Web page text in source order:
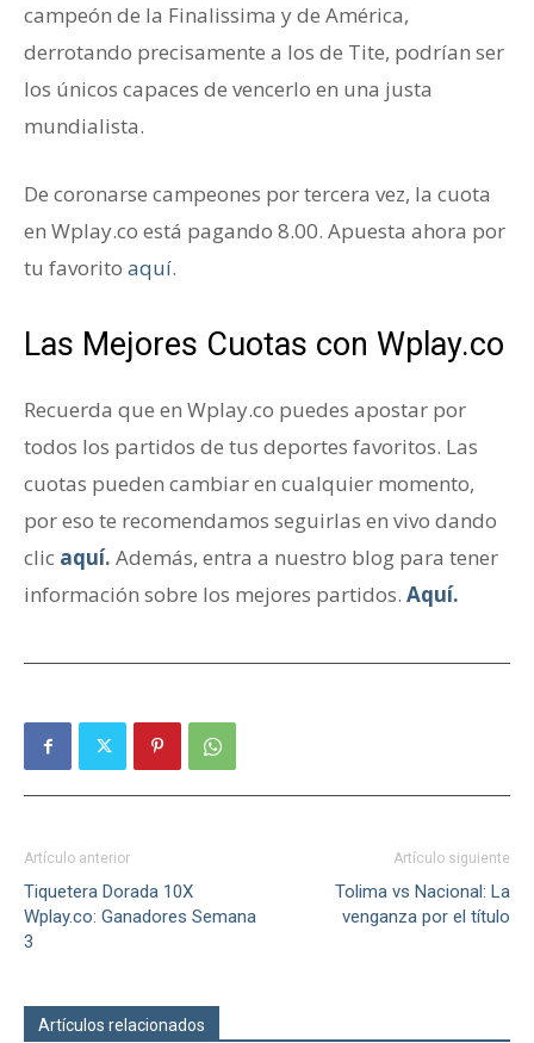
campeón de la Finalissima y de América,
derrotando precisamente a los de Tite, podrían ser
los únicos capaces de vencerlo en una justa
mundialista.
De coronarse campeones por tercera vez, la cuota
en Wplay.co está pagando 8.00. Apuesta ahora por
tu favorito aquí.
Las Mejores Cuotas con Wplay.co
Recuerda que en Wplay.co puedes apostar por
todos los partidos de tus deportes favoritos. Las
cuotas pueden cambiar en cualquier momento,
por eso te recomendamos seguirlas en vivo dando
clic aquí. Además, entra a nuestro blog para tener
información sobre los mejores partidos. Aquí.
Artículo anterior
Tiquetera Dorada 10X
Wplay.co: Ganadores Semana
3
Artículo siguiente
Tolima vs Nacional: La
venganza por el título
Artículos relacionados